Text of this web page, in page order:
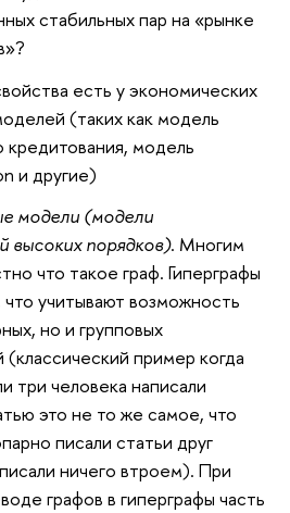
стабильных пар на «рынке
есть у экономических
(таких как модель
кредитования, модель
и другие)
модели (модели
высоких порядков). Многим
что такое граф. Гиперграфы
что учитывают возможность
но и групповых
пример когда
три человека написали
это не то же самое, что
писали статьи друг
ничего втроем). При
графов в гиперграфы часть